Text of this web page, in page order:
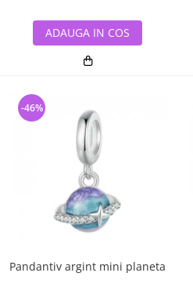
ADAUGA IN COS
Pandantiv argint mini planeta
-46%